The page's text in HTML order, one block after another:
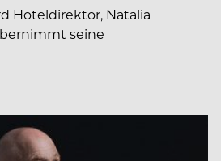
Hoteldirektor, Natalia
seine